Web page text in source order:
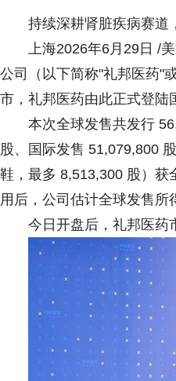
持续深耕肾脏疾病赛道
上海2026年6月29日 /
公司（以下简称"礼邦医药"
市，礼邦医药由此正式登陆
本次全球发售共发行
股、国际发售 51,079,800
鞋，最多 8,513,300 股）获
用后，公司估计全球发售所
今日开盘后，礼邦医药